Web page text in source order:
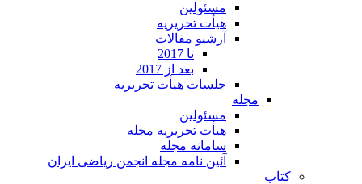
مسئولین
هیأت تحریریه
آرشیو مقالات
تا 2017
بعد از 2017
جلسات هیأت تحریریه
مجله
مسئولین
هیأت تحریریه مجله
سامانه مجله
آئین نامه مجله انجمن ریاضی ایران
کتاب